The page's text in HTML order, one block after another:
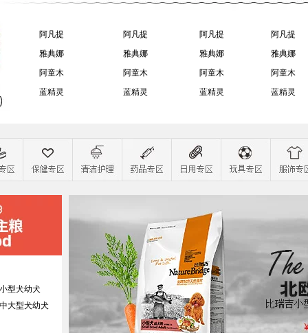
小型犬幼犬
中大型犬幼犬
阿凡提
雅典娜
阿童木
蓝精灵
雅典娜
阿童木
蓝精灵
阿凡提
雅典娜
阿童木
蓝精灵
阿凡提
雅典娜
阿童木
蓝精灵
阿凡提